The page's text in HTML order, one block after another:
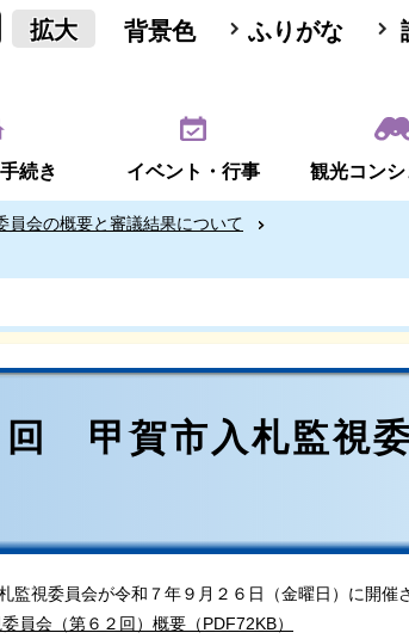
拡大 背景色 ふりがな
続き イベント・行事 観光コン
員会の概要と審議結果について
回 甲賀市入札監視
監視委員会が令和７年９月２６日（金曜日）に開催
員会（第６２回）概要（PDF72KB）